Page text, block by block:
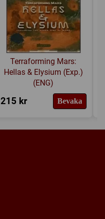
Terraforming Mars:
Hellas & Elysium (Exp.)
(ENG)
215 kr Bevaka